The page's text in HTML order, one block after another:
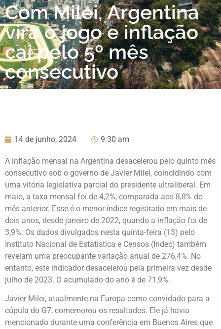
Com Milei, Argentina
vira o jogo e inflação
cai pelo 5º mês
consecutivo
14 de junho, 2024 9:30 am
A inflação mensal na Argentina desacelerou pelo quinto mês
consecutivo sob o governo de Javier Milei, coincidindo com
uma vitória legislativa parcial do presidente ultraliberal. Em
maio, a taxa mensal foi de 4,2%, comparada aos 8,8% do
mês anterior. Esse é o menor índice registrado em mais de
dois anos, desde janeiro de 2022, quando a inflação foi de
3,9%. Os dados divulgados nesta quinta-feira (13) pelo
Instituto Nacional de Estatística e Censos (Indec) também
revelam uma preocupante variação anual de 276,4%. No
entanto, este indicador desacelerou pela primeira vez desde
julho de 2023. O acumulado do ano é de 71,9%.
Javier Milei, atualmente na Europa como convidado para a
cúpula do G7, comemorou os resultados. Ele já havia
mencionado durante uma conferência em Buenos Aires que